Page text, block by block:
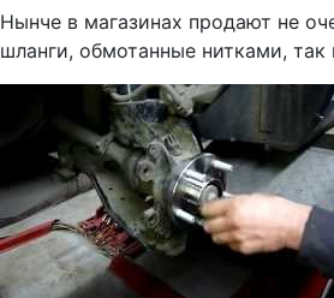
Нынче в магазинах продают не
шланги, обмотанные нитками, так